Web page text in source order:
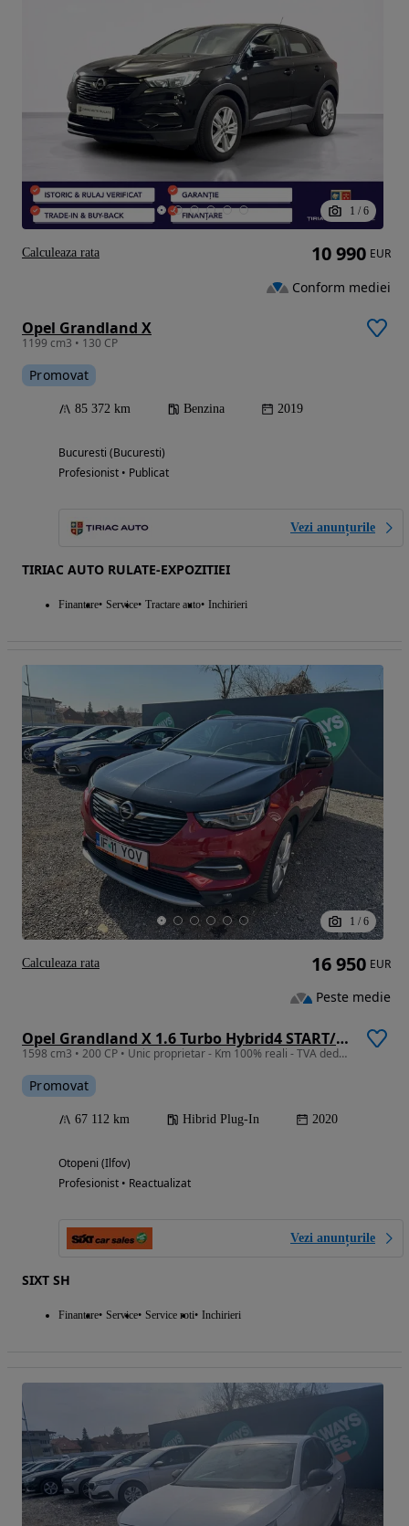
1 / 6
Opel Grandland X
1199 cm3 • 130 CP
Promovat
85 372 km Benzina 2019
Bucuresti (Bucuresti)
Profesionist • Publicat
Vezi anunțurile
TIRIAC AUTO RULATE-EXPOZITIEI
Finantare Service Tractare auto Inchirieri
10 990 EUR
Conform mediei
Calculeaza rata
1 / 6
Opel Grandland X 1.6 Turbo Hybrid4 START/STOP 4x4 Aut. Inovation
1598 cm3 • 200 CP • Unic proprietar - Km 100% reali - TVA deductibil
Promovat
67 112 km Hibrid Plug-In 2020
Otopeni (Ilfov)
Profesionist • Reactualizat
Vezi anunțurile
SIXT SH
Finantare Service Service roti Inchirieri
16 950 EUR
Peste medie
Calculeaza rata